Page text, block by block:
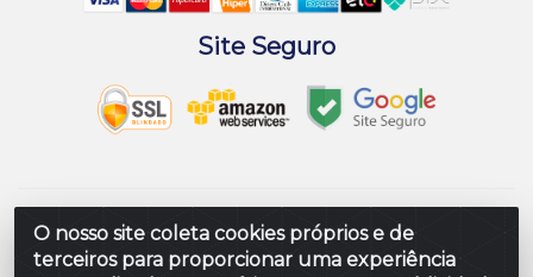
O nosso site coleta cookies próprios e de
terceiros para proporcionar uma experiência
Site Seguro
Embalar Distribuidora de Embalagens LTDA - Rodovia
Br 104 Al, Loteamento Paraiso, S/N - Prefeito Antonio L